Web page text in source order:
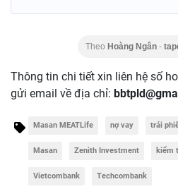
Theo Hoàng Ngân -
Thông tin chi tiết xin liên hệ số
gửi email về địa chỉ:
Masan MEATLife nợ vay trái
Masan Zenith Investment kiểm
Vietcombank Techcombank